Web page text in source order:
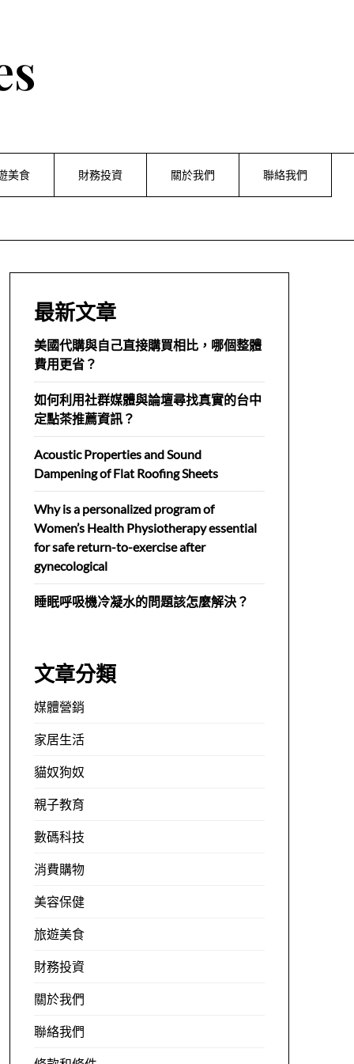
美食 財務投資 關於我們 聯絡我們
最新文章
美國代購與自己直接購買相比，哪個整體
費用更省？
如何利用社群媒體與論壇尋找真實的台中
定點茶推薦資訊？
Acoustic Properties and Sound
Dampening of Flat Roofing Sheets
Why is a personalized program of
Women’s Health Physiotherapy essential
for safe return-to-exercise after
gynecological
睡眠呼吸機冷凝水的問題該怎麼解決？
文章分類
媒體營銷
家居生活
貓奴狗奴
親子教育
數碼科技
消費購物
美容保健
旅遊美食
財務投資
關於我們
聯絡我們